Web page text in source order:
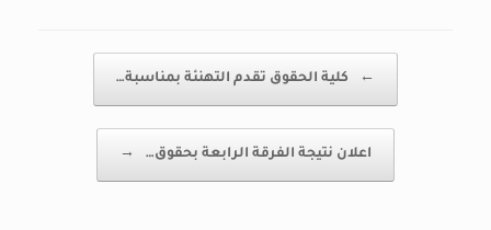
← كلية الحقوق تقدم التهنئة بمناسبة…
اعلان نتيجة الفرقة الرابعة بحقوق… →